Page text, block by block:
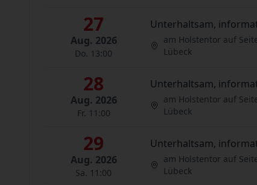
27
Aug. 2026
Do. 13:00
Unterhaltsam,
am Holstentor auf
Lübeck
28
Aug. 2026
Fr. 11:00
Unterhaltsam,
am Holstentor auf
Lübeck
29
Aug. 2026
Sa. 11:00
Unterhaltsam,
am Holstentor auf
Lübeck